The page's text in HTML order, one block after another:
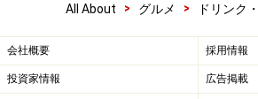
All About > グルメ > ドリンク
会社概要 採用情報
投資家情報 広告掲載